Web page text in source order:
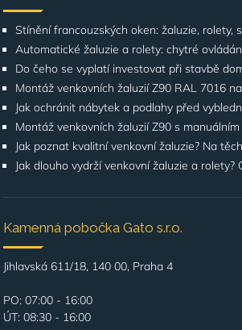
Stínění francouzských oken: žaluzie, rolety,
Automatické žaluzie a rolety: chytré
Jak ochránit nábytek a podlahy před
Jak poznat kvalitní venkovní žaluzie? Na
Jak dlouho vydrží venkovní žaluzie a
Kamenná pobočka Gato s.r.o.
Jihlavská 611/18, 140 00, Praha 4
PO: 07:00 - 16:00
ÚT: 08:30 - 16:00